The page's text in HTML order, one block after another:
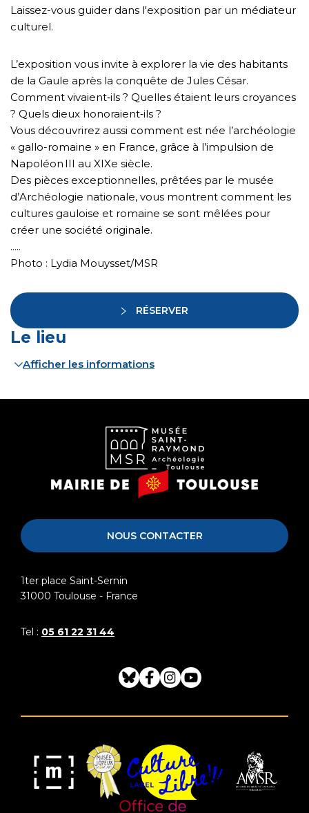
Laissez-vous guider dans l'exposition par un médiateur
culturel.
L’exposition vous invite à explorer la vie des habitants
de la Gaule après la conquête de Jules César.
Comment vivaient‑ils ? Quelles étaient leurs croyances
? Quels dieux honoraient‑ils ?
Vous découvrirez aussi comment est née l’archéologie
« gallo-romaine » en France, grâce à l’impulsion de
Napoléon III au XIXe siècle.
Des pièces exceptionnelles, prêtées par le musée
d’Archéologie nationale, vous montrent comment les
cultures gauloise et romaine se sont mêlées pour
créer une société originale.
.....
Photo : Lydia Mouysset/MSR
RÉSERVER
Le lieu
Afficher les informations
Musée
Saint-
Mairie
de
NOUS CONTACTER
1ter place Saint-Sernin
31000 Toulouse - France
Tel : 05 61 22 31 44
BlueskyFacebook
Instagram
Youtube
Musée Label